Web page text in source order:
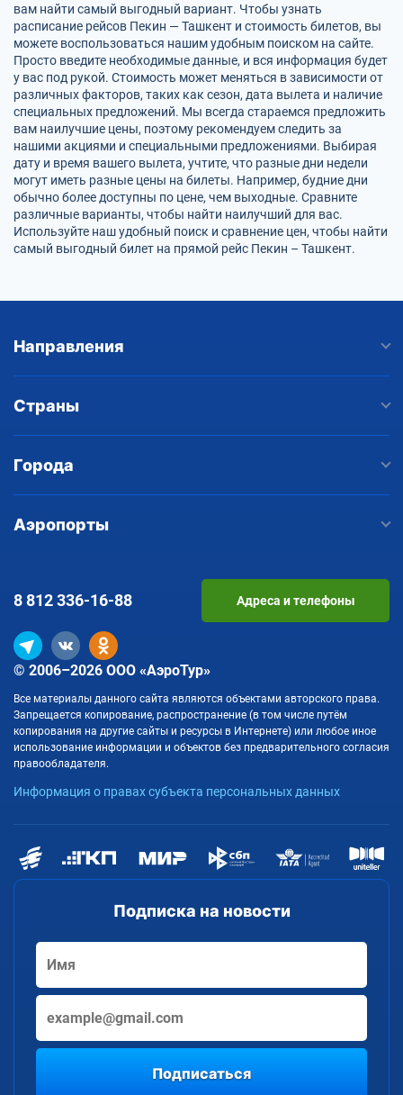
вам найти самый выгодный вариант. Чтобы узнать
расписание рейсов Пекин — Ташкент и стоимость билетов, вы
можете воспользоваться нашим удобным поиском на сайте.
Просто введите необходимые данные, и вся информация будет
у вас под рукой. Стоимость может меняться в зависимости от
различных факторов, таких как сезон, дата вылета и наличие
специальных предложений. Мы всегда стараемся предложить
вам наилучшие цены, поэтому рекомендуем следить за
нашими акциями и специальными предложениями. Выбирая
дату и время вашего вылета, учтите, что разные дни недели
могут иметь разные цены на билеты. Например, будние дни
обычно более доступны по цене, чем выходные. Сравните
различные варианты, чтобы найти наилучший для вас.
Используйте наш удобный поиск и сравнение цен, чтобы найти
самый выгодный билет на прямой рейс Пекин – Ташкент.
Направления
Страны
Города
Аэропорты
Подписка на новости
Подписаться
© 2006–2026 ООО «АэроТур»
Все материалы данного сайта являются объектами авторского права.
Запрещается копирование, распространение (в том числе путём
копирования на другие сайты и ресурсы в Интернете) или любое иное
использование информации и объектов без предварительного согласия
правообладателя.
Информация о правах субъекта персональных данных
8 812336-16-88 Адреса и телефоны